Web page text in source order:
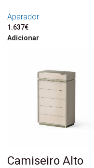
Aparador
1.637€
Adicionar
Camiseiro Alto